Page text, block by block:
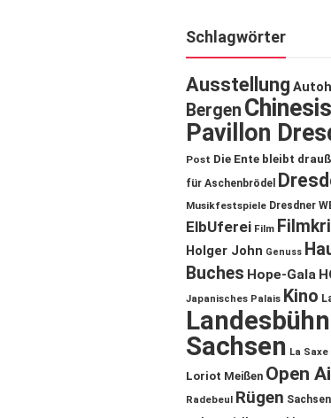
Schlagwörter
Ausstellung
Bergen
Pavillon
Post Die Ente bleibt
für Aschenbrödel
Musikfestspiele Dresdner
ElbUferei Film
Holger John Genuss
Buches Hope-Gala
Japanisches Palais Kino
Sachsen La
Loriot Meißen Open
Radebeul Rügen